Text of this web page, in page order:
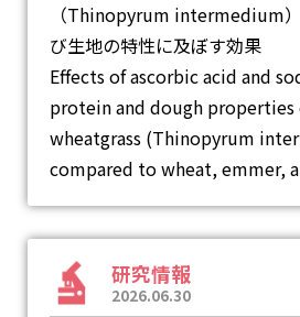
（Thinopyrum intermedium
び生地の特性に及ぼす効果
Effects of ascorbic acid and
protein and dough
wheatgrass (Thinopyrum
compared to wheat, emmer,
研究情報
2026.06.30